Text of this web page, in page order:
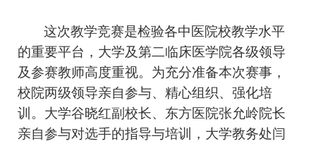
这次教学竞赛是检验各中医院校教学水平
的重要平台，大学及第二临床医学院各级领导
及参赛教师高度重视。为充分准备本次赛事，
校院两级领导亲自参与、精心组织、强化培
训。大学谷晓红副校长、东方医院张允岭院长
亲自参与对选手的指导与培训，大学教务处闫